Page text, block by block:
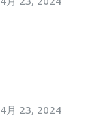
4月 23, 2024